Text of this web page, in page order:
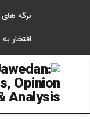
برگه های
افتخار
جستجو برای